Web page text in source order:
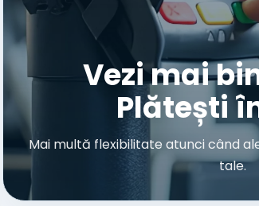
Vezi mai
Plătești
Mai multă flexibilitate atunci când
tale.